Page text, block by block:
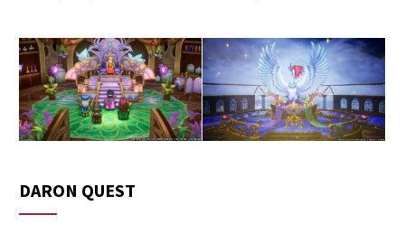
DARON QUEST